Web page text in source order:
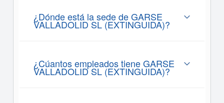
¿Dónde está la sede de GARSE
VALLADOLID SL (EXTINGUIDA)?
¿Cúantos empleados tiene GARSE
VALLADOLID SL (EXTINGUIDA)?